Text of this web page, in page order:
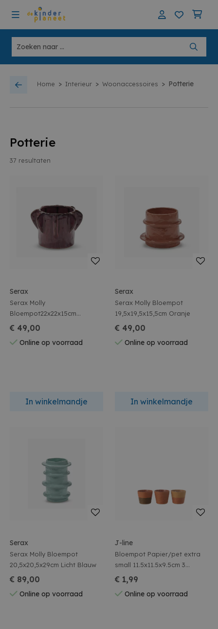
Home > Interieur > Woonaccessoires > Potterie
Potterie
37 resultaten
Serax
Serax Molly
Bloempot22x22x15cm
Aubergine
€ 49,00
Online op voorraad
In winkelmandje
Serax
Serax Molly Bloempot
19,5x19,5x15,5cm Oranje
€ 49,00
Online op voorraad
In winkelmandje
Serax
Serax Molly Bloempot
20,5x20,5x29cm Licht Blauw
€ 89,00
Online op voorraad
J-line
Bloempot Papier/pet extra
small 11.5x11.5x9.5cm 3
assortiment
€ 1,99
Online op voorraad